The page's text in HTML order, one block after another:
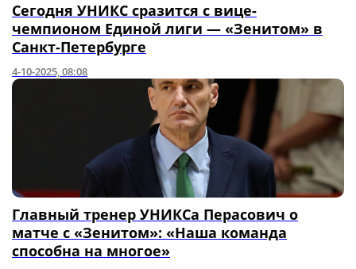
Сегодня УНИКС сразится с вице-
чемпионом Единой лиги — «Зенитом» в
Санкт-Петербурге
4-10-2025, 08:08
Главный тренер УНИКСа Перасович о
матче с «Зенитом»: «Наша команда
способна на многое»